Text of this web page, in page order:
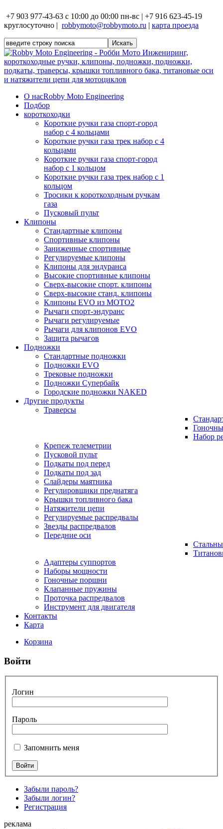
+7 903 977-43-63 с 10:00 до 00:00 пн-вс | +7 916 623-45-19
круглосуточно | robbymoto@robbymoto.ru | карта проезда
О насRobby Moto Engineering
Подбор
короткоходки
Короткие ручки газа спорт-город
набор с 4 кольцами
Короткие ручки газа трек набор с 4
кольцами
Короткие ручки газа спорт-город
набор с 1 кольцом
Короткие ручки газа трек набор с 1
кольцом
Тросики к короткоходным ручкам
газа
Пусковый пульт
Клипоны
Стандартные клипоны
Спортивные клипоны
Заниженные спортивные
Регулируемые клипоны
Клипоны для эндуранса
Высокие спортивные клипоны
Сверх-высокие спорт. клипоны
Сверх-высокие станд. клипоны
Клипоны EVO из MOTO2
Рычаги спорт-эндуранс
Рычаги регулируемые
Рычаги для клипонов EVO
Защита рычагов
Подножки
Стандартные подножки
Подножки EVO
Трековые подножки
Подножки Супербайк
Городские подножки NAKED
Другие продукты
Траверсы
Набор
Крепеж телеметрии
Пусковой пульт
Подкаты под перед
Подкаты под зад
Слайдеры маятника
Регулировщики преднатяга
Крышки топливного бака
Натяжители цепи
Регулируемые распредвалы
Звезды распредвалов
Передние оси
Адаптеры суппортов
Наборы мощности
Гоночные поршни
Клапанные пружины
Проточка распредвалов
Инструмент для двигателя
Контакты
Карта
Корзина
Войти
Логин
Пароль
Запомнить меня
Забыли пароль?
Забыли логин?
Регистрация
реклама